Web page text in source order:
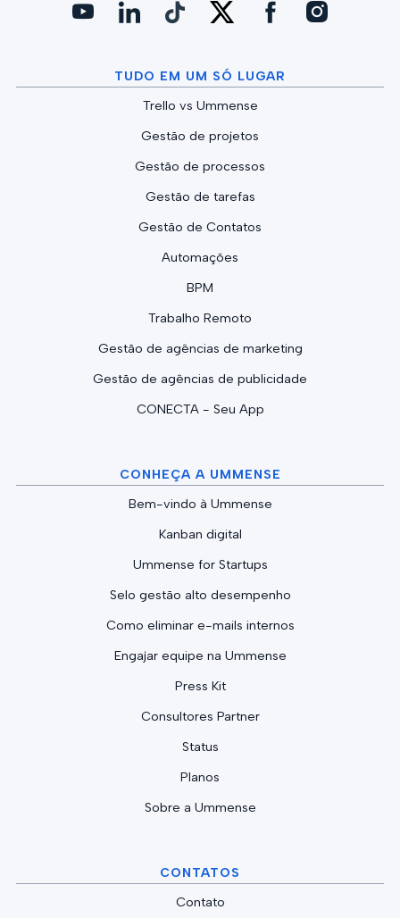
TUDO EM UM SÓ LUGAR
Trello vs Ummense
Gestão de projetos
Gestão de processos
Gestão de tarefas
Gestão de Contatos
Automações
BPM
Trabalho Remoto
Gestão de agências de marketing
Gestão de agências de publicidade
CONECTA - Seu App
CONHEÇA A UMMENSE
Bem-vindo à Ummense
Kanban digital
Ummense for Startups
Selo gestão alto desempenho
Como eliminar e-mails internos
Engajar equipe na Ummense
Press Kit
Consultores Partner
Status
Planos
Sobre a Ummense
CONTATOS
Contato